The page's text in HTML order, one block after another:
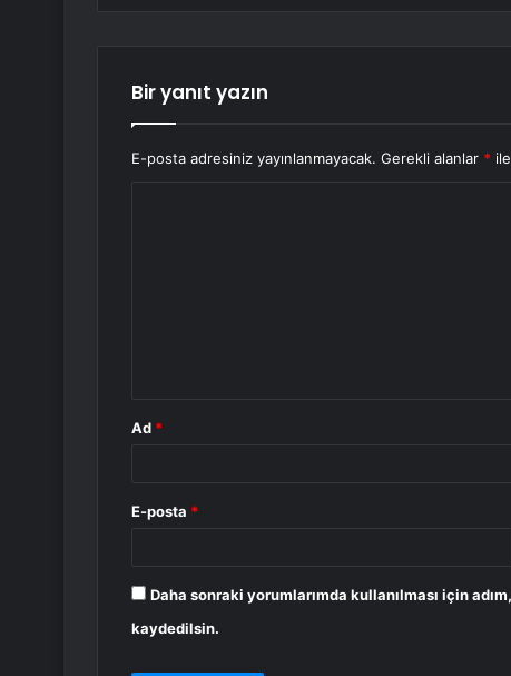
Bir yanıt yazın
E-posta adresiniz yayınlanmayacak. Gerekli alanlar *
Ad *
E-posta *
Daha sonraki yorumlarımda kullanılması için
kaydedilsin.